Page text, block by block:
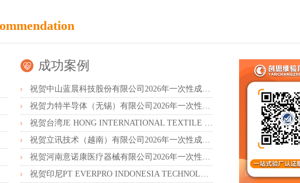
成功案例
祝贺中山蓝晨科技股份有限公司2026年一次性成功通过BSCI验厂-B级
祝贺力特半导体（无锡）有限公司2026年一次性成功通过RBA-VAP认证审核并取得170.2分
祝贺台湾JE HONG INTERNATIONAL TEXTILE CO., LTD 2026年一次性成功通过GRS认证
祝贺立讯技术（越南）有限公司2026年一次性成功通过RBA-VAP审核获得金牌评级！
祝贺河南意诺康医疗器械有限公司2026年一次性成功通过GMP认证
祝贺印尼PT EVERPRO INDONESIA TECHNOLOGIES公司2026年一次性成功通过RBA-VAP审核